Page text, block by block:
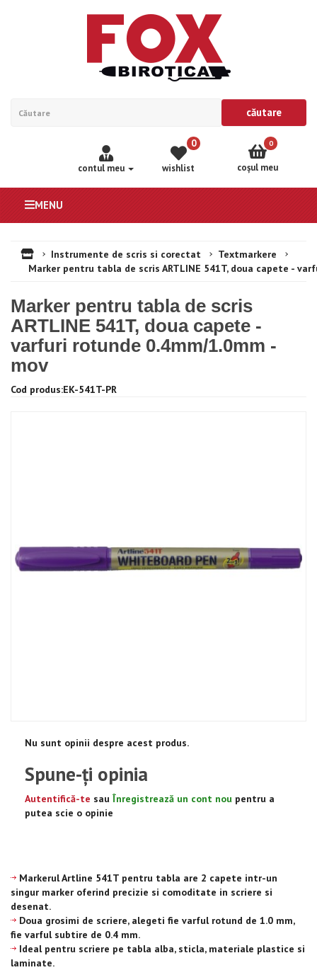
căutare
contul meu
0
wishlist coşul meu
0
MENU
Instrumente de scris si corectat
Textmarkere
Marker pentru tabla de scris ARTLINE 541T, doua capete -
Marker pentru tabla de scris
ARTLINE 541T, doua capete -
varfuri rotunde 0.4mm/1.0mm -
mov
Cod produs:EK-541T-PR
Nu sunt opinii despre acest produs.
Spune-ţi opinia
Autentifică-te sau Înregistrează un cont nou pentru a
putea scie o opinie
Markerul Artline 541T pentru tabla are 2 capete intr-un
singur marker oferind precizie si comoditate in scriere si
desenat.
Doua grosimi de scriere, alegeti fie varful rotund de 1.0 mm,
fie varful subtire de 0.4 mm.
Ideal pentru scriere pe tabla alba, sticla, materiale plastice si
laminate.